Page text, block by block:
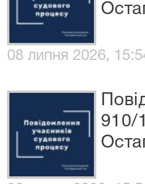
08 липня 2026,
910/